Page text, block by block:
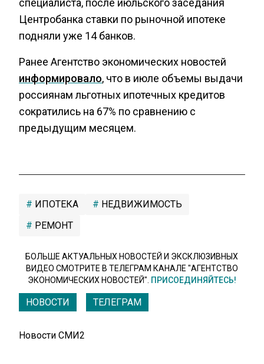
специалиста, после июльского заседания
Центробанка ставки по рыночной ипотеке
подняли уже 14 банков.
Ранее Агентство экономических новостей
информировало, что в июле объемы выдачи
россиянам льготных ипотечных кредитов
сократились на 67% по сравнению с
предыдущим месяцем.
ИПОТЕКА
НЕДВИЖИМОСТЬ
РЕМОНТ
БОЛЬШЕ АКТУАЛЬНЫХ НОВОСТЕЙ И ЭКСКЛЮЗИВНЫХ
ВИДЕО СМОТРИТЕ В ТЕЛЕГРАМ КАНАЛЕ "АГЕНТСТВО
ЭКОНОМИЧЕСКИХ НОВОСТЕЙ". ПРИСОЕДИНЯЙТЕСЬ!
НОВОСТИ ТЕЛЕГРАМ
Новости СМИ2